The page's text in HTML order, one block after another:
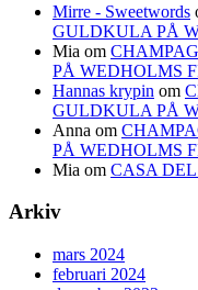
Mirre - Sweetwords
GULDKULA PÅ
Mia om
PÅ WEDHOLMS
Hannas krypin om
GULDKULA PÅ
Anna om
PÅ WEDHOLMS
Mia om CASA
Arkiv
mars 2024
februari 2024